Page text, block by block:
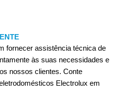
fornecer assistência técnica de
às suas necessidades e
nossos clientes. Conte
Electrolux em